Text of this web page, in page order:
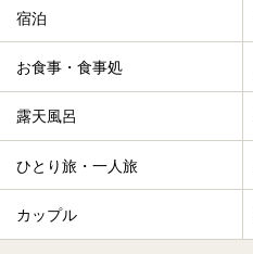
宿泊
お食事・食事処
露天風呂
ひとり旅・一人旅
カップル